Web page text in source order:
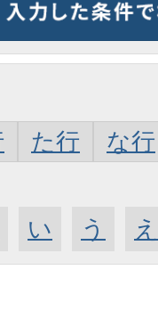
た行 な行
い う え